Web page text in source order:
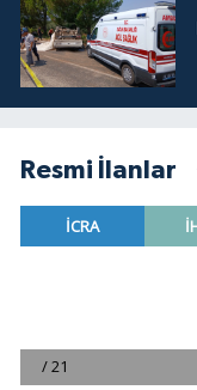
Resmi İlanlar